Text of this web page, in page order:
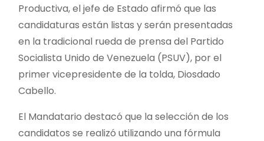
Productiva, el jefe de Estado afirmó que las
candidaturas están listas y serán presentadas
en la tradicional rueda de prensa del Partido
Socialista Unido de Venezuela (PSUV), por el
primer vicepresidente de la tolda, Diosdado
Cabello.
El Mandatario destacó que la selección de los
candidatos se realizó utilizando una fórmula